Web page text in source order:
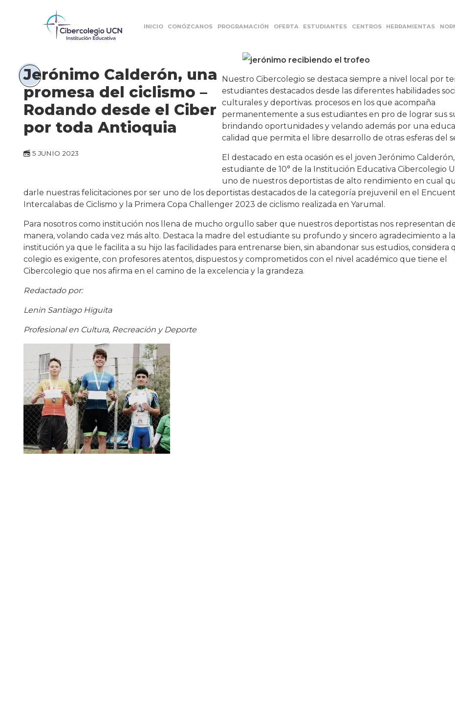
INICIO CONÓZCANOS PROGRAMACIÓN OFERTA ESTUDIANTES CENTROS HERRAMIENTAS
Jerónimo Calderón, una
promesa del ciclismo –
Rodando desde el Ciber
por toda Antioquia
5 JUNIO 2023
Nuestro Cibercolegio se destaca siempre a nivel local por
estudiantes destacados desde las diferentes habilidades
culturales y deportivas. procesos en los que acompaña
permanentemente a sus estudiantes en pro de lograr sus
brindando oportunidades y velando además por una
calidad que permita el libre desarrollo de otras esferas del
El destacado en esta ocasión es el joven Jerónimo Calderón,
estudiante de 10° de la Institución Educativa Cibercolegio
uno de nuestros deportistas de alto rendimiento en cual
darle nuestras felicitaciones por ser uno de los deportistas destacados de la categoría prejuvenil en el
Intercalabas de Ciclismo y la Primera Copa Challenger 2023 de ciclismo realizada en Yarumal.
Para nosotros como institución nos llena de mucho orgullo saber que nuestros deportistas nos representan
manera, volando cada vez más alto. Destaca la madre del estudiante su profundo y sincero agradecimiento a la
institución ya que le facilita a su hijo las facilidades para entrenarse bien, sin abandonar sus estudios, considera
colegio es exigente, con profesores atentos, dispuestos y comprometidos con el nivel académico que tiene el
Cibercolegio que nos afirma en el camino de la excelencia y la grandeza.
Redactado por:
Lenin Santiago Higuita
Profesional en Cultura, Recreación y Deporte